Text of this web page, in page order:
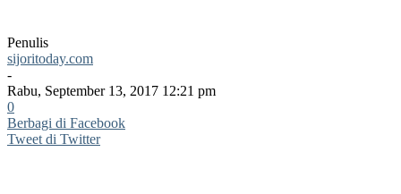
Penulis
sijoritoday.com
-
Rabu, September 13, 2017 12:21 pm
0
Berbagi di Facebook
Tweet di Twitter